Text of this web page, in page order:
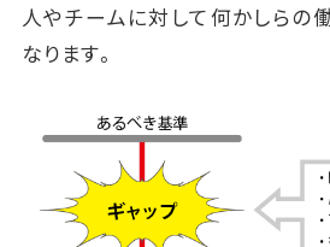
人やチームに対して何かしらの
なります。